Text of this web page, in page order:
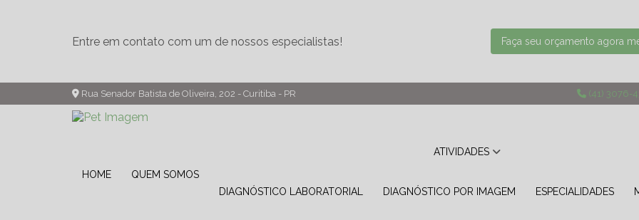
Entre em contato com um de nossos especialistas! Faça seu orçamento agora
Rua Senador Batista de Oliveira, 202 - Curitiba - PR (41) 3076-
HOME QUEM SOMOS
ATIVIDADES
DIAGNÓSTICO LABORATORIAL DIAGNÓSTICO POR IMAGEM ESPECIALIDADES